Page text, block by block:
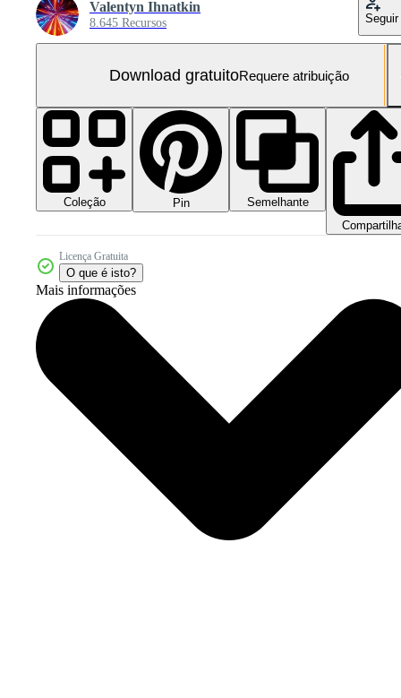
Valentyn Ihnatkin
8.645 Recursos Seguir
Download gratuitoRequere atribuição
Coleção Pin
Semelhante
Licença Gratuita
O que é isto?
Mais informações